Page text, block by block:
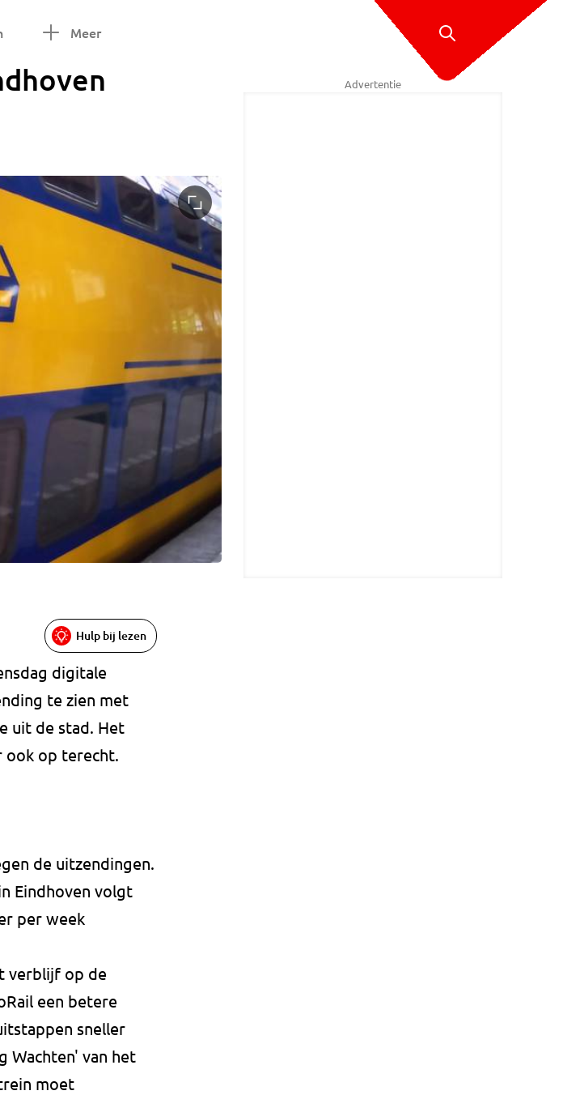
Meer
Hulp bij lezen
digitale
te zien met
uit de stad. Het
ook op terecht.
de uitzendingen.
Eindhoven volgt
per week
verblijf op de
een betere
sneller
van het
moet
Advertentie